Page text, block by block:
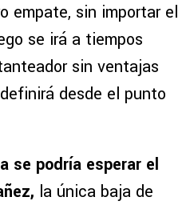
empate, sin importar el
se irá a tiempos
sin ventajas
desde el punto
se podría esperar el
la única baja de